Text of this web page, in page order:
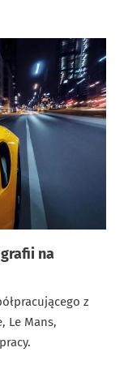
na
z
Le Mans,